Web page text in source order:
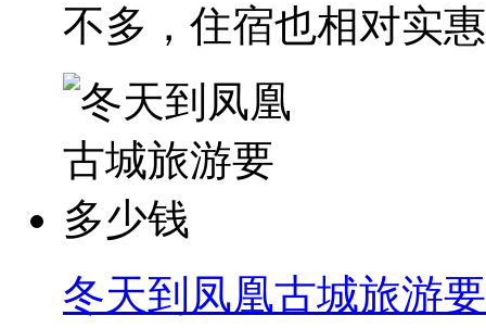
不多，住宿也相对实
冬天到凤凰古城旅游